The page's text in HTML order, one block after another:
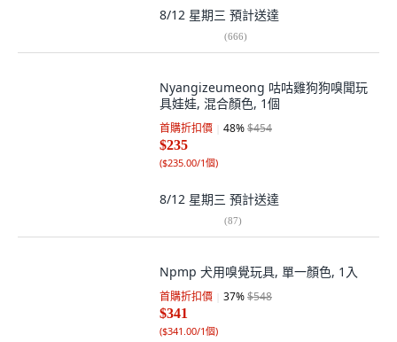
8/12 星期三 預計送達
(666)
Nyangizeumeong 咕咕雞狗狗嗅聞玩
具娃娃, 混合顏色, 1個
首購折扣價 48%$454
$235
($235.00/1個)
8/12 星期三 預計送達
(87)
Npmp 犬用嗅覺玩具, 單一顏色, 1入
首購折扣價 37%$548
$341
($341.00/1個)